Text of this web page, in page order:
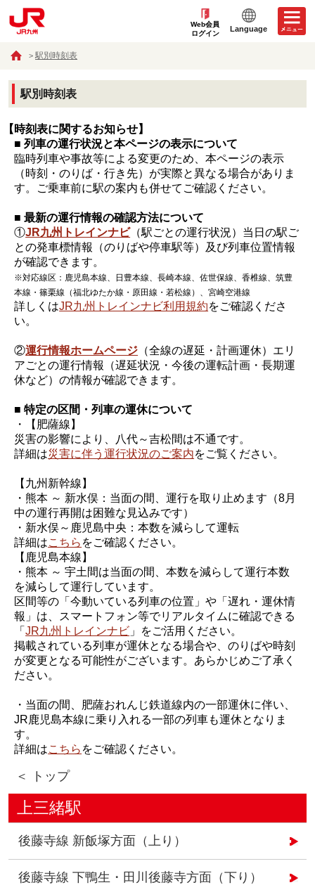
Web会員
ログイン
Language
駅別時刻表
駅別時刻表
【時刻表に関するお知らせ】
■ 列車の運行状況と本ページの表示について
臨時列車や事故等による変更のため、本ページの表示
（時刻・のりば・行き先）が実際と異なる場合がありま
す。ご乗車前に駅の案内も併せてご確認ください。
■ 最新の運行情報の確認方法について
①JR九州トレインナビ（駅ごとの運行状況）当日の駅ご
との発車標情報（のりばや停車駅等）及び列車位置情報
が確認できます。
※対応線区：鹿児島本線、日豊本線、長崎本線、佐世保線、香椎線、筑豊
本線・篠栗線（福北ゆたか線・原田線・若松線）、宮崎空港線
詳しくはJR九州トレインナビ利用規約をご確認くださ
い。
②運行情報ホームページ （全線の遅延・計画運休）エリ
アごとの運行情報（遅延状況・今後の運転計画・長期運
休など）の情報が確認できます。
■ 特定の区間・列車の運休について
・【肥薩線】
災害の影響により、八代～吉松間は不通です。
詳細は災害に伴う運行状況のご案内をご覧ください。
【九州新幹線】
・熊本 ～ 新水俣：当面の間、運行を取り止めます（8月
中の運行再開は困難な見込みです）
・新水俣～鹿児島中央：本数を減らして運転
詳細はこちら をご確認ください。
【鹿児島本線】
・熊本 ～ 宇土間は当面の間、本数を減らして運行本数
を減らして運行しています。
区間等の「今動いている列車の位置」や「遅れ・運休情
報」は、スマートフォン等でリアルタイムに確認できる
「JR九州トレインナビ 」をご活用ください。
掲載されている列車が運休となる場合や、のりばや時刻
が変更となる可能性がございます。あらかじめご了承く
ださい。
・当面の間、肥薩おれんじ鉄道線内の一部運休に伴い、
JR鹿児島本線に乗り入れる一部の列車も運休となりま
す。
詳細はこちら をご確認ください。
＜ トップ
上三緒駅
後藤寺線 新飯塚方面（上り）
後藤寺線 下鴨生・田川後藤寺方面（下り）